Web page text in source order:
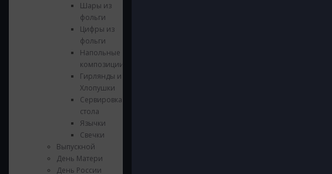
Шары из
фольги
Цифры из
фольги
Напольные
композиции
Гирлянды и
Хлопушки
Сервировка
стола
Язычки
Свечки
Выпускной
День Матери
День России